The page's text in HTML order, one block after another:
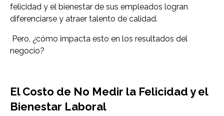
felicidad y el bienestar de sus empleados logran
diferenciarse y atraer talento de calidad.
Pero, ¿cómo impacta esto en los resultados del
negocio?
El Costo de No Medir la Felicidad y el
Bienestar Laboral